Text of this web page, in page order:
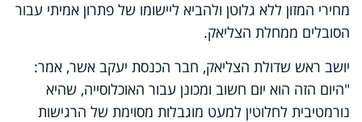
מחירי המזון ללא גלוטן ולהביא ליישומו של פתרון אמיתי עבור
הסובלים ממחלת הצליאק.
יושב ראש שדולת הצליאק, חבר הכנסת יעקב אשר, אמר:
"היום הזה הוא יום חשוב ומכונן עבור האוכלוסייה, שהיא
נורמטיבית לחלוטין למעט מוגבלות מסוימת של הרגישות